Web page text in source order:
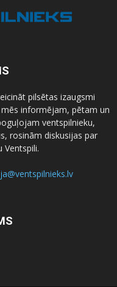
pilsētas izaugsmi
informējam, pētam un
ventspilnieku,
rosinām diskusijas par
Ventspili.